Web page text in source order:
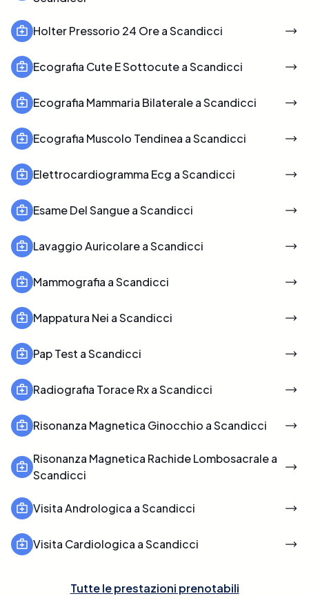
Holter Pressorio 24 Ore a Scandicci
Ecografia Cute E Sottocute a Scandicci
Ecografia Mammaria Bilaterale a Scandicci
Ecografia Muscolo Tendinea a Scandicci
Elettrocardiogramma Ecg a Scandicci
Esame Del Sangue a Scandicci
Lavaggio Auricolare a Scandicci
Mammografia a Scandicci
Mappatura Nei a Scandicci
Pap Test a Scandicci
Radiografia Torace Rx a Scandicci
Risonanza Magnetica Ginocchio a Scandicci
Risonanza Magnetica Rachide Lombosacrale a
Scandicci
Visita Andrologica a Scandicci
Visita Cardiologica a Scandicci
Tutte le prestazioni prenotabili